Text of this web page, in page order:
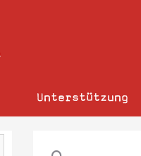
Unterstützung